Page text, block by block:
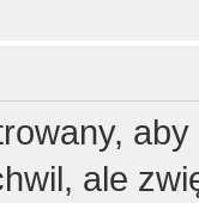
ale